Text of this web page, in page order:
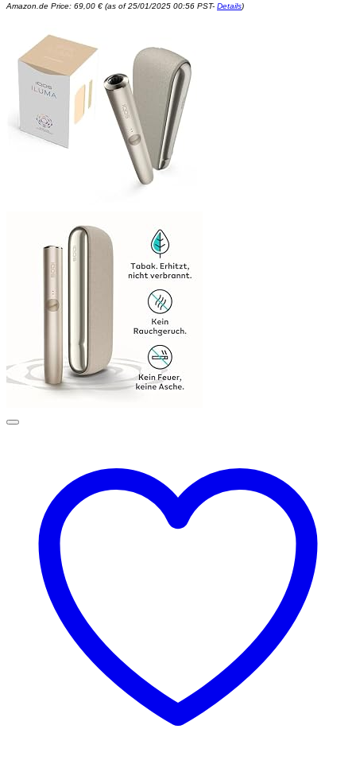
Amazon.de Price: 69,00 € (as of 25/01/2025 00:56 PST- Details)